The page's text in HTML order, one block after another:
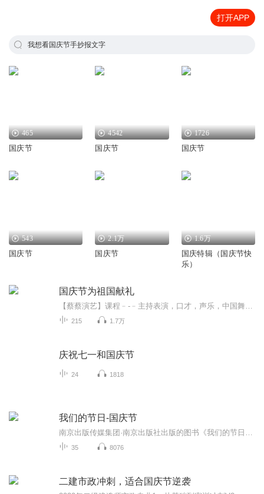
打开APP
我想看国庆节手抄报文字
465
国庆节
4542
国庆节
1726
国庆节
543
国庆节
2.1万
国庆节
1.6万
国庆特辑（国庆节快
乐）
国庆节为祖国献礼
215 1.7万
庆祝七一和国庆节
24 1818
我们的节日-国庆节
35 8076
二建市政冲刺，适合国庆节逆袭